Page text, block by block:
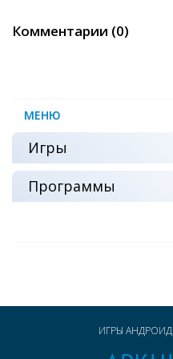
Комментарии (0)
МЕНЮ
Игры
Программы
ИГРЫ АНДРОИД